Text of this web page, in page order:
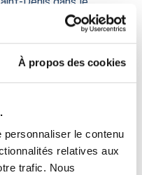
À propos des cookies
le contenu
relatives aux
trafic. Nous
INEA a pris
de 22.000 m² répartis
– sont très
locaux, avec une
à l’intérieur de
parisien.